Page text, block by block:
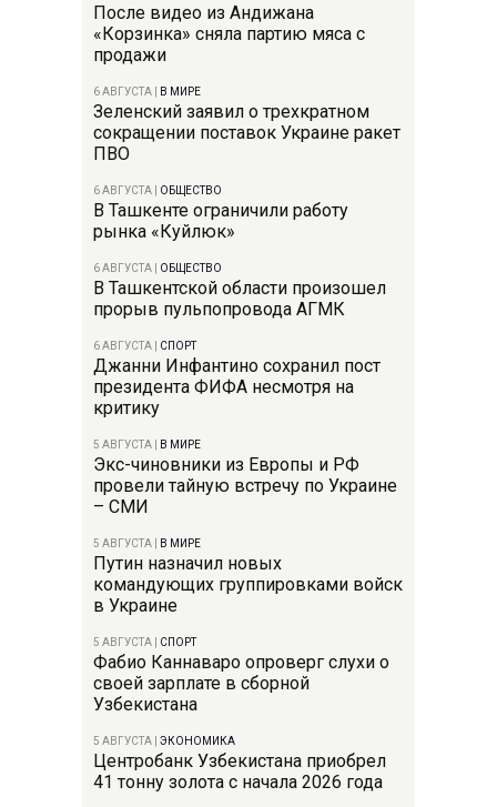
После видео из Андижана
«Корзинка» сняла партию мяса с
продажи
6 АВГУСТА В МИРЕ
Зеленский заявил о трехкратном
сокращении поставок Украине ракет
ПВО
6 АВГУСТА ОБЩЕСТВО
В Ташкенте ограничили работу
рынка «Куйлюк»
6 АВГУСТА ОБЩЕСТВО
В Ташкентской области произошел
прорыв пульпопровода АГМК
6 АВГУСТА СПОРТ
Джанни Инфантино сохранил пост
президента ФИФА несмотря на
критику
5 АВГУСТА В МИРЕ
Экс-чиновники из Европы и РФ
провели тайную встречу по Украине
– СМИ
5 АВГУСТА В МИРЕ
Путин назначил новых
командующих группировками войск
в Украине
5 АВГУСТА СПОРТ
Фабио Каннаваро опроверг слухи о
своей зарплате в сборной
Узбекистана
5 АВГУСТА ЭКОНОМИКА
Центробанк Узбекистана приобрел
41 тонну золота с начала 2026 года